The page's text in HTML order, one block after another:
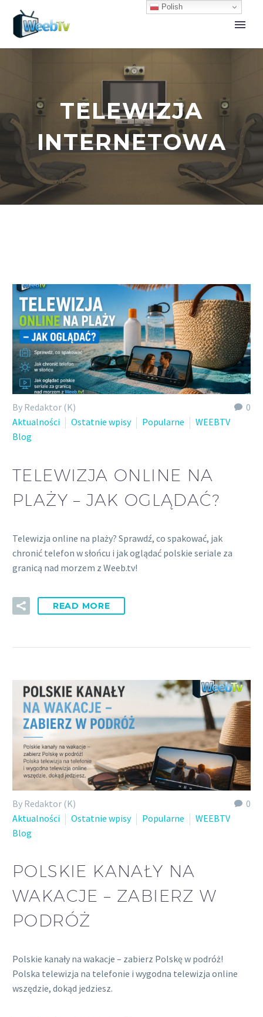
Polish
TELEWIZJA
INTERNETOWA
0
By Redaktor (K)
Aktualności
Ostatnie wpisy Popularne
WEEBTV
Blog
TELEWIZJA ONLINE NA
PLAŻY – JAK OGLĄDAĆ?
Telewizja online na plaży? Sprawdź, co spakować, jak
chronić telefon w słońcu i jak oglądać polskie seriale za
granicą nad morzem z Weeb.tv!
READ MORE
0
By Redaktor (K)
Aktualności
Ostatnie wpisy Popularne
WEEBTV
Blog
POLSKIE KANAŁY NA
WAKACJE – ZABIERZ W
PODRÓŻ
Polskie kanały na wakacje – zabierz Polskę w podróż!
Polska telewizja na telefonie i wygodna telewizja online
wszędzie, dokąd jedziesz.
Polish